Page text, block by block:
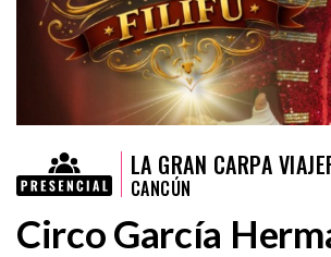
LA GRAN CARPA
CANCÚN
Circo García